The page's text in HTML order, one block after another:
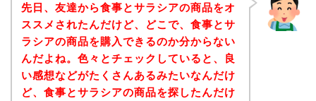
先日、友達から食事とサラシアの商品をオ
ススメされたんだけど、どこで、食事とサ
ラシアの商品を購入できるのか分からない
んだよね。色々とチェックしていると、良
い感想などがたくさんあるみたいなんだけ
ど、食事とサラシアの商品を探したんだけ